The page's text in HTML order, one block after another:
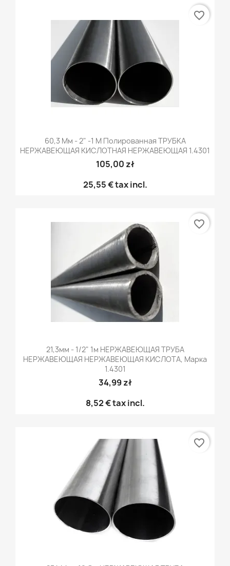
60,3 Мм - 2" -1 М Полированная ТРУБКА
НЕРЖАВЕЮЩАЯ КИСЛОТНАЯ НЕРЖАВЕЮЩАЯ 1.4301
105,00 zł
25,55 €tax incl.
favorite_border
21,3мм - 1/2" 1м НЕРЖАВЕЮЩАЯ ТРУБА
НЕРЖАВЕЮЩАЯ НЕРЖАВЕЮЩАЯ КИСЛОТА, Марка
1.4301
34,99 zł
8,52 €tax incl.
favorite_border
favorite_border